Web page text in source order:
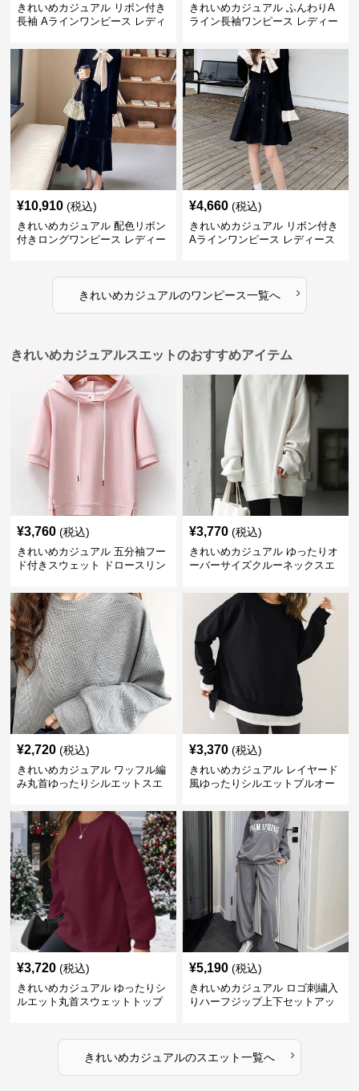
きれいめカジュアル リボン付き
長袖 Aラインワンピース レディ
り替え 膝上丈 細見え フェミニ
ン おしゃれ
きれいめカジュアル ふんわりA
ライン長袖ワンピース レディー
ト フェミニン 上品 おしゃれ
¥10,910 (税込)
きれいめカジュアル 配色リボン
付きロングワンピース レディー
¥4,660 (税込)
きれいめカジュアル リボン付き
Aラインワンピース レディース
ン
きれいめカジュアルのワンピース一覧へ ›
きれいめカジュアルスエットのおすすめアイテム
¥3,760 (税込)
きれいめカジュアル 五分袖フー
ド付きスウェット ドロースリン
¥3,770 (税込)
きれいめカジュアル ゆったりオ
ーバーサイズクルーネックスエ
¥2,720 (税込)
きれいめカジュアル ワッフル編
み丸首ゆったりシルエットスエ
¥3,370 (税込)
きれいめカジュアル レイヤード
風ゆったりシルエットプルオー
¥3,720 (税込)
きれいめカジュアル ゆったりシ
ルエット丸首スウェットトップ
¥5,190 (税込)
きれいめカジュアル ロゴ刺繍入
りハーフジップ上下セットアッ
きれいめカジュアルのスエット一覧へ ›